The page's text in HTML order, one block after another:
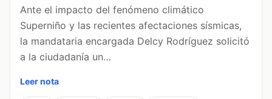
Ante el impacto del fenómeno climático
Superniño y las recientes afectaciones sísmicas,
la mandataria encargada Delcy Rodríguez solicitó
a la ciudadanía un…
Leer nota